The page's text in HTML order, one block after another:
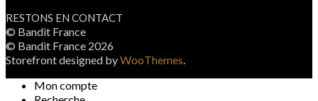
RESTONS EN CONTACT
© Bandit France
© Bandit France 2026
Storefront designed byWooThemes.
Mon compte